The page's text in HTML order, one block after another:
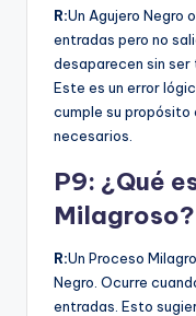
R:Un Agujero Negro
entradas pero no
desaparecen sin ser
Este es un error
cumple su propósito
necesarios.
P9: ¿Qué
Milagroso?
R:Un Proceso
Negro. Ocurre
entradas. Esto